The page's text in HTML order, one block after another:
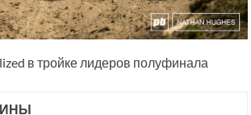
в тройке лидеров полуфинала